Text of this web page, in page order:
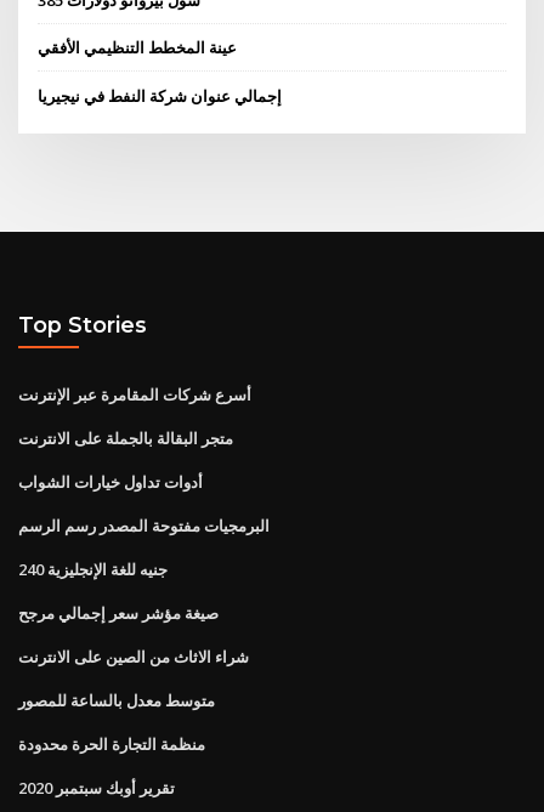
عينة المخطط التنظيمي الأفقي
إجمالي عنوان شركة النفط في نيجيريا
Top Stories
أسرع شركات المقامرة عبر الإنترنت
متجر البقالة بالجملة على الانترنت
أدوات تداول خيارات الشواب
البرمجيات مفتوحة المصدر رسم الرسم
240 جنيه للغة الإنجليزية
صيغة مؤشر سعر إجمالي مرجح
شراء الاثاث من الصين على الانترنت
متوسط ​​معدل بالساعة للمصور
منظمة التجارة الحرة محدودة
تقرير أوبك سبتمبر 2020